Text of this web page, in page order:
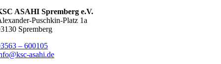
ASAHI Spremberg e.V.
Puschkin-Platz 1a
Spremberg
– 600105
asahi.de